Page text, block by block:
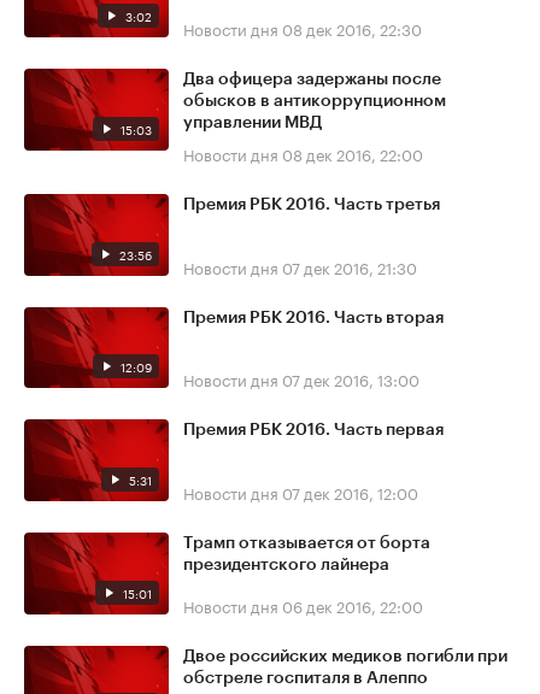
3:02 Новости дня 08 дек 2016, 22:30
15:03
Два офицера задержаны после
обысков в антикоррупционном
управлении МВД
Новости дня 08 дек 2016, 22:00
23:56
Премия РБК 2016. Часть третья
Новости дня 07 дек 2016, 21:30
12:09
Премия РБК 2016. Часть вторая
Новости дня 07 дек 2016, 13:00
5:31
Премия РБК 2016. Часть первая
Новости дня 07 дек 2016, 12:00
15:01
Трамп отказывается от борта
президентского лайнера
Новости дня 06 дек 2016, 22:00
Двое российских медиков погибли при
обстреле госпиталя в Алеппо